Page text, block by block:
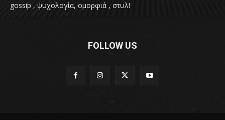
gossip , ψυχολογία, ομορφιά , στυλ!
FOLLOW US